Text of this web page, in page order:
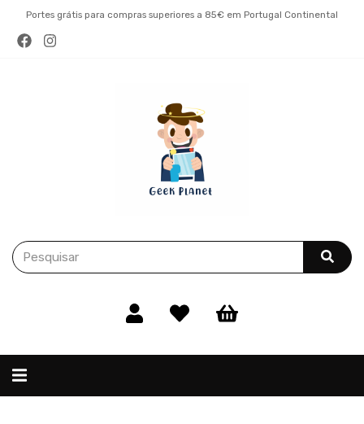
Portes grátis para compras superiores a 85€ em Portugal Continental
Alternar